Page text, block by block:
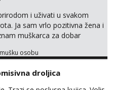
i uživati u svakom
Ja sam vrlo pozitivna žena i
muškarca za dobar
me tamo, cekam te!
osobu
droljica